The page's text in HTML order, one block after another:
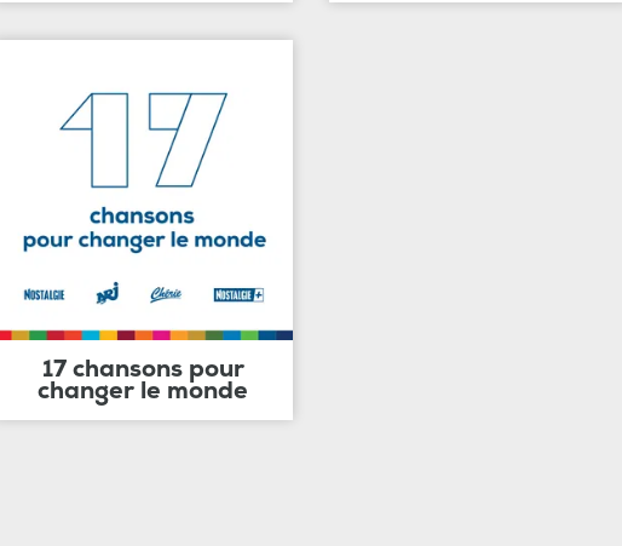
17 chansons pour
changer le monde